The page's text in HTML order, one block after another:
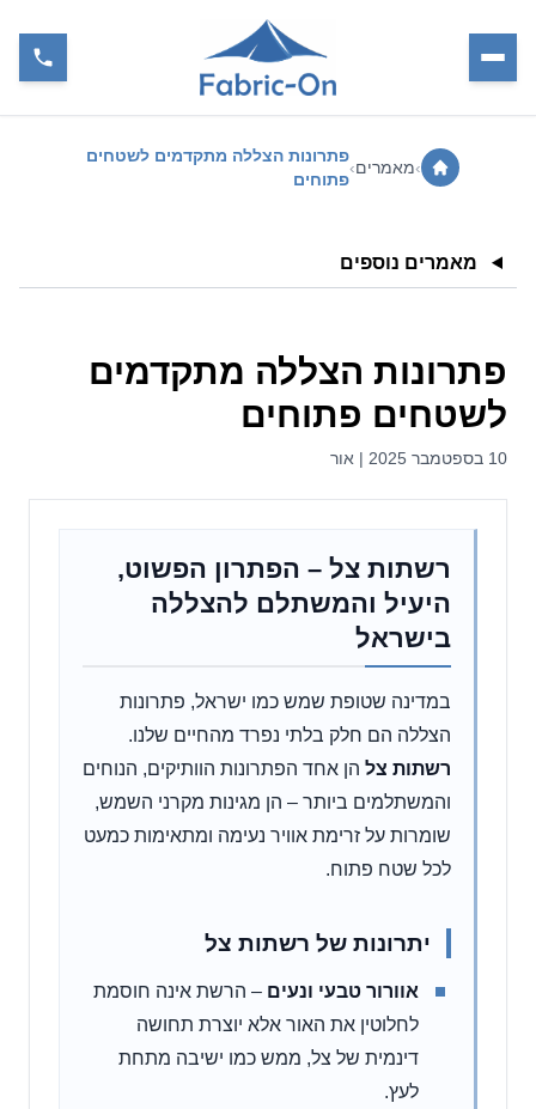
›מאמרים›
פתרונות הצללה מתקדמים לשטחים
פתוחים
מאמרים נוספים
פתרונות הצללה מתקדמים
לשטחים פתוחים
10 בספטמבר 2025 | אור
רשתות צל – הפתרון הפשוט,
היעיל והמשתלם להצללה
בישראל
במדינה שטופת שמש כמו ישראל, פתרונות
הצללה הם חלק בלתי נפרד מהחיים שלנו.
רשתות צלהן אחד הפתרונות הוותיקים, הנוחים
והמשתלמים ביותר – הן מגינות מקרני השמש,
שומרות על זרימת אוויר נעימה ומתאימות כמעט
לכל שטח פתוח.
יתרונות של רשתות צל
אוורור טבעי ונעים – הרשת אינה חוסמת
לחלוטין את האור אלא יוצרת תחושה
דינמית של צל, ממש כמו ישיבה מתחת
לעץ.